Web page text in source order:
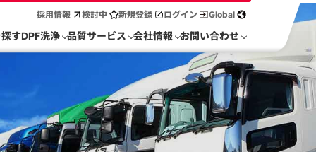
採用情報 検討中 新規登録 ログイン Global
すDPF洗浄 品質サービス 会社情報 お問い合わせ